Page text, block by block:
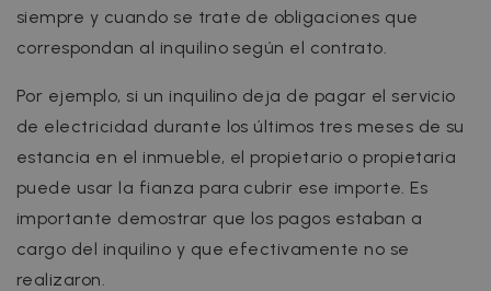
siempre y cuando se trate de obligaciones que
correspondan al inquilino según el contrato.
Por ejemplo, si un inquilino deja de pagar el servicio
de electricidad durante los últimos tres meses de su
estancia en el inmueble, el propietario o propietaria
puede usar la fianza para cubrir ese importe. Es
importante demostrar que los pagos estaban a
cargo del inquilino y que efectivamente no se
realizaron.